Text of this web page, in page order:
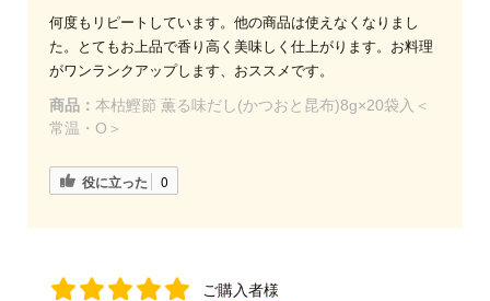
何度もリピートしています。他の商品は使えなくなりまし
た。とてもお上品で香り高く美味しく仕上がります。お料理
がワンランクアップします、おススメです。
商品： 本枯鰹節 薫る味だし(かつおと昆布)8g×20袋入＜
常温・O＞
役に立った 0
ご購入者様